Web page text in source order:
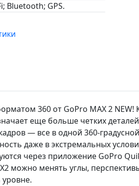
Bluetooth; GPS.
360 от GoPro MAX 2
еще больше четких
— все в одной 360-
даже в экстремальных
через приложение GoPro
можно менять углы,